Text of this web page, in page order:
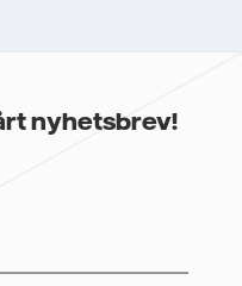
nyhetsbrev!